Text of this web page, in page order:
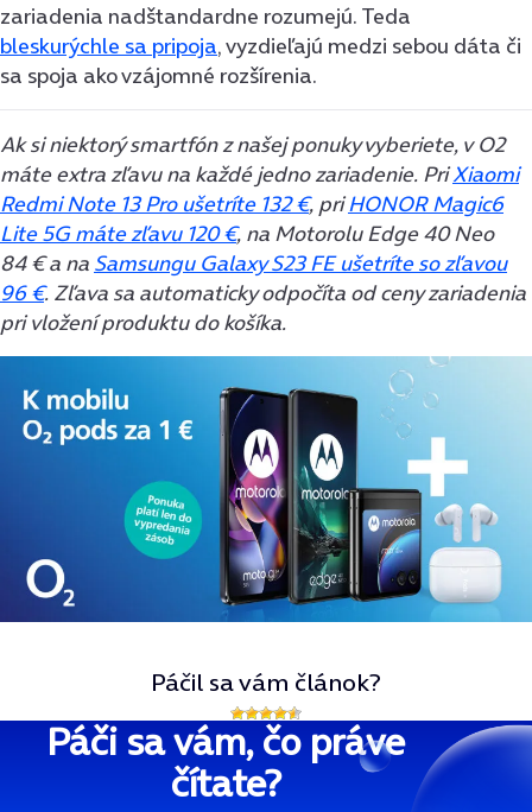
zariadenia nadštandardne rozumejú. Teda
bleskurýchle sa pripoja, vyzdieľajú medzi sebou dáta či
sa spoja ako vzájomné rozšírenia.
Ak si niektorý smartfón z našej ponuky vyberiete, v O2
máte extra zľavu na každé jedno zariadenie. PriXiaomi
Redmi Note 13 Pro ušetríte 132 €, priHONOR Magic6
Lite 5G máte zľavu 120 €, na Motorolu Edge 40 Neo
84 € a na Samsungu Galaxy S23 FE ušetríte so zľavou
96 €. Zľava sa automaticky odpočíta od ceny zariadenia
pri vložení produktu do košíka.
Páčil sa vám článok?
Páči sa vám, čo práve
čítate?